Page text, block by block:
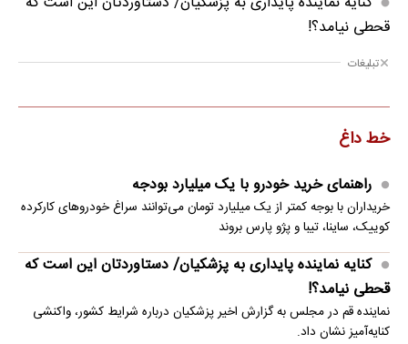
قحطی نیامد؟!
تبلیغات
خط داغ
راهنمای خرید خودرو با یک میلیارد بودجه
خریداران با بوجه کمتر از یک میلیارد تومان می‌توانند سراغ خودروهای کارکرده
کوییک، ساینا، تیبا و پژو پارس بروند
کنایه نماینده پایداری به پزشکیان/ دستاوردتان این است که
قحطی نیامد؟!
نماینده قم در مجلس به گزارش اخیر پزشکیان درباره شرایط کشور، واکنشی
کنایه‌آمیز نشان داد.